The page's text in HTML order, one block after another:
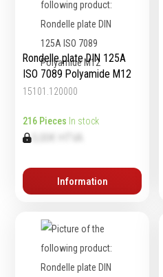
Rondelle plate DIN 125A
ISO 7089 Polyamide M12
15101.120000
216 Pieces In stock
0,00€ HTVA
Information